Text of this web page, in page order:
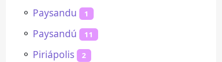
⚬ Paysandu 1
⚬ Paysandú 11
⚬ Piriápolis 2